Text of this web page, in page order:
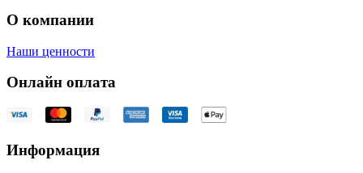
О компании
Наши ценности
Онлайн оплата
Информация